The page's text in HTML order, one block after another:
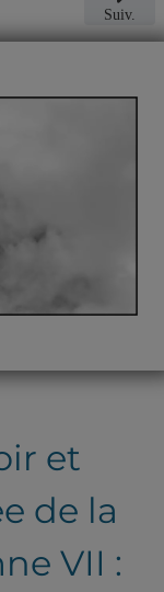
Suiv.
et
de la
VII :